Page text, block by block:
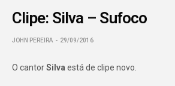
Clipe: Silva – Sufoco
JOHN PEREIRA 29/09/2016
O cantorSilvaestá de clipe novo.